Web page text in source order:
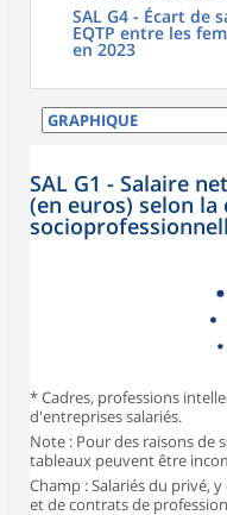
SAL G4 - Écart de
EQTP entre les
en 2023
SAL G1 - Salaire
(en euros) selon la
* Cadres, professions
d'entreprises salariés.
Note : Pour des raisons de
tableaux peuvent être
Champ : Salariés du privé,
et de contrats de